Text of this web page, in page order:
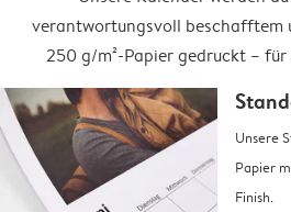
verantwortungsvoll beschafftem
250 g/m²-Papier gedruckt –
Unsere
Papier
Finish.